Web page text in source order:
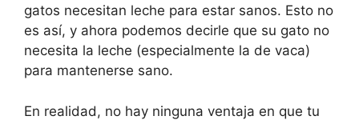
gatos necesitan leche para estar sanos. Esto no
es así, y ahora podemos decirle que su gato no
necesita la leche (especialmente la de vaca)
para mantenerse sano.
En realidad, no hay ninguna ventaja en que tu